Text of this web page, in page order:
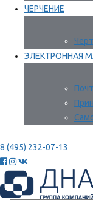
ЧЕРЧЕНИЕ
ЭЛЕКТРОННАЯ
8 (495) 232-07-13